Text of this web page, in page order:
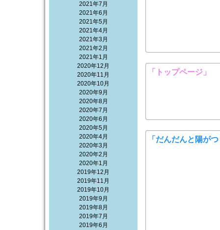
2021年7月
2021年6月
2021年5月
2021年4月
2021年3月
2021年2月
2021年1月
2020年12月
2020年11月
2020年10月
2020年9月
2020年8月
2020年7月
2020年6月
2020年5月
2020年4月
2020年3月
2020年2月
2020年1月
2019年12月
2019年11月
2019年10月
2019年9月
2019年8月
2019年7月
2019年6月
「トップページ」
「だんだんと陽が